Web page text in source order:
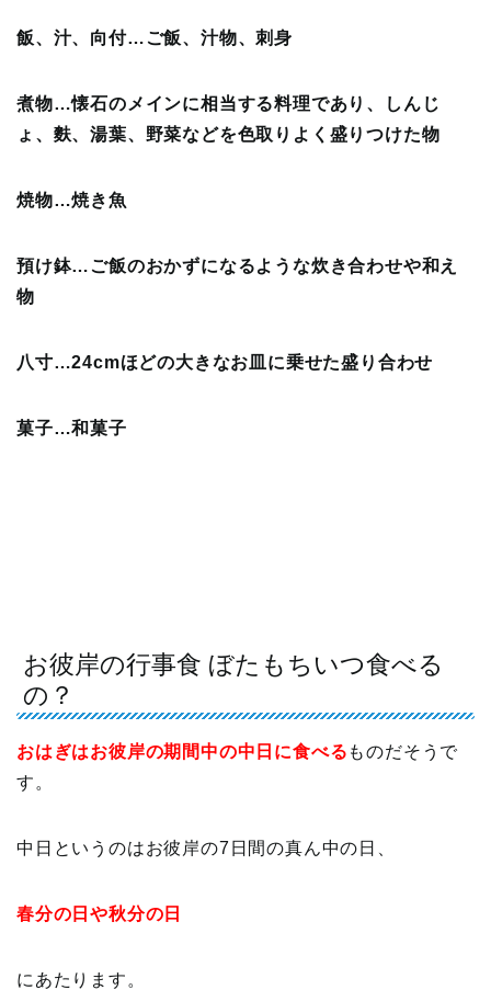
飯、汁、向付…ご飯、汁物、刺身
煮物…懐石のメインに相当する料理であり、しんじ
ょ、麩、湯葉、野菜などを色取りよく盛りつけた物
焼物…焼き魚
預け鉢…ご飯のおかずになるような炊き合わせや和え
物
八寸…24cmほどの大きなお皿に乗せた盛り合わせ
菓子…和菓子
お彼岸の行事食 ぼたもちいつ食べる
の？
おはぎはお彼岸の期間中の中日に食べる ものだそうで
す。
中日というのはお彼岸の7日間の真ん中の日、
春分の日や秋分の日
にあたります。